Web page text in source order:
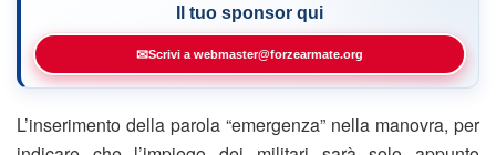
Il tuo sponsor qui
✉Scrivi a webmaster@forzearmate.org
L’inserimento della parola “emergenza” nella manovra, per